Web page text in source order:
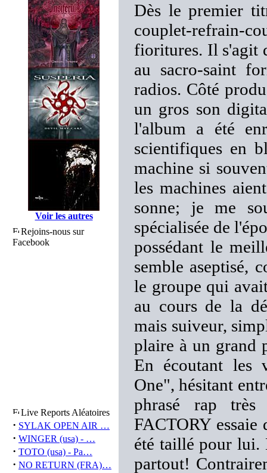
Voir les autres
Rejoins-nous sur
Facebook
Live Reports Aléatoires
· SYLAK OPEN AIR …
· WINGER (usa) - …
· TOTO (usa) - Pa…
· NO RETURN (FRA)…
Dès le premier
couplet-refrain-
fioritures. Il s'agit
au sacro-saint
radios. Côté
un gros son
l'album a été
scientifiques en
machine si
les machines
sonne; je me
spécialisée de
possédant le
semble aseptisé,
le groupe qui
au cours de la
mais suiveur,
plaire à un grand
En écoutant les
One", hésitant
phrasé rap
FACTORY essaie
été taillé pour lui.
partout!